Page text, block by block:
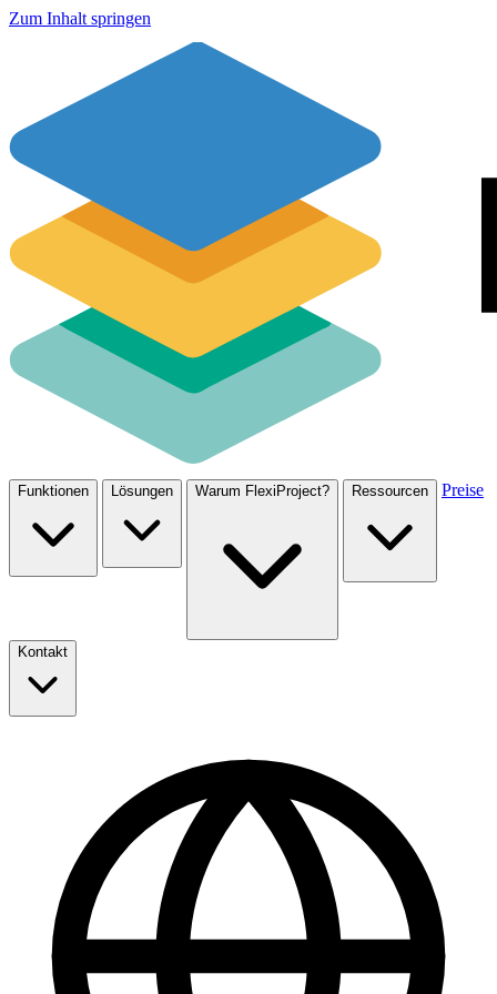
Zum Inhalt springen
Funktionen Lösungen Warum FlexiProject? Ressourcen Preise
Kontakt